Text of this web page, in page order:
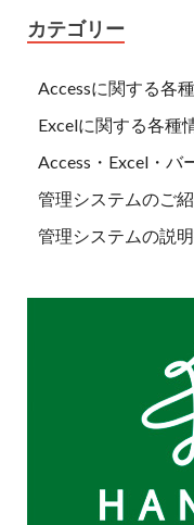
カテゴリー
Accessに関する各
Excelに関する各種
Access・Excel・バ
管理システムのご
管理システムの説